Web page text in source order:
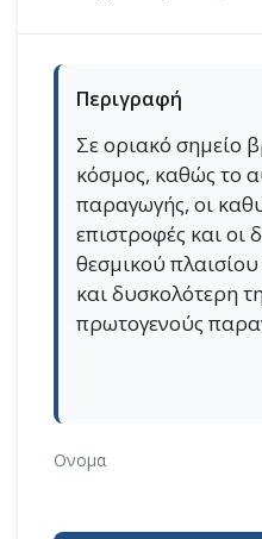
Περιγραφή
Σε οριακό σημείο
κόσμος, καθώς το
παραγωγής, οι
επιστροφές και οι
θεσμικού
και δυσκολότερη
πρωτογενούς
Ονομα